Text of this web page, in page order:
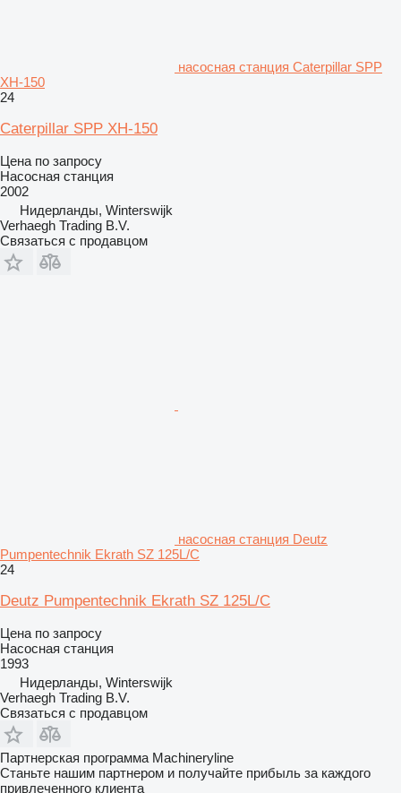
насосная станция Caterpillar SPP
XH-150
24
Caterpillar SPP XH-150
Цена по запросу
Насосная станция
2002
Нидерланды, Winterswijk
Verhaegh Trading B.V.
Связаться с продавцом
насосная станция Deutz
Pumpentechnik Ekrath SZ 125L/C
24
Deutz Pumpentechnik Ekrath SZ 125L/C
Цена по запросу
Насосная станция
1993
Нидерланды, Winterswijk
Verhaegh Trading B.V.
Связаться с продавцом
Партнерская программа Machineryline
Станьте нашим партнером и получайте прибыль за каждого
привлеченного клиента